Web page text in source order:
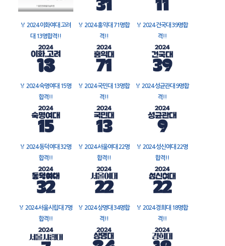
🏅 2024 이화여대 고려
대 13명합격!!
🏅 2024 홍익대 71명합
격!!
🏅 2024 건국대 39명합
격!!
🏅 2024 숙명여대 15명
합격!!
🏅 2024 국민대 13명합
격!!
🏅 2024 성균관대 9명합
격!!
🏅 2024 동덕여대 32명
합격!!
🏅 2024 서울여대 22명
합격!!
🏅 2024 성신여대 22명
합격!!
🏅 2024 서울시립대 7명
합격!!
🏅 2024 상명대 34명합
격!!
🏅 2024 경희대 18명합
격!!